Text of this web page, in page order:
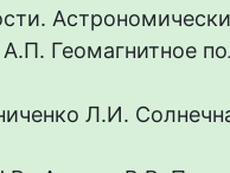
Геомагнитное
Л.И.